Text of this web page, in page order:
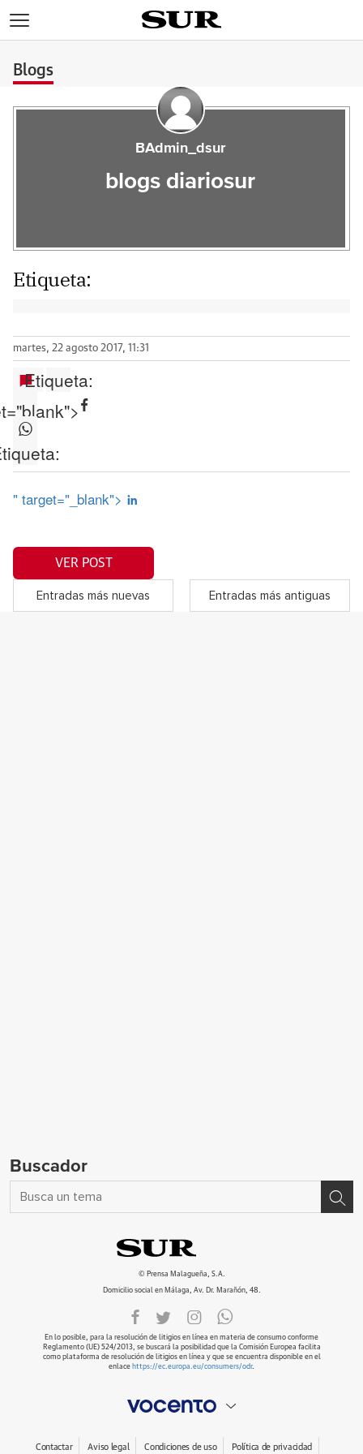
Blogs
BAdmin_dsur
blogs diariosur
Etiqueta:
martes, 22 agosto 2017, 11:31
Etiqueta:
" target="_blank">
VER POST
Entradas más nuevas Entradas más antiguas
Buscador
© Prensa Malagueña, S.A.
Domicilio social en Málaga, Av. Dr. Marañón, 48.
En lo posible, para la resolución de litigios en línea en materia de consumo conforme
Reglamento (UE) 524/2013, se buscará la posibilidad que la Comisión Europea facilita
como plataforma de resolución de litigios en línea y que se encuentra disponible en el
enlace https://ec.europa.eu/consumers/odr.
Contactar Aviso legal Condiciones de uso Política de privacidad